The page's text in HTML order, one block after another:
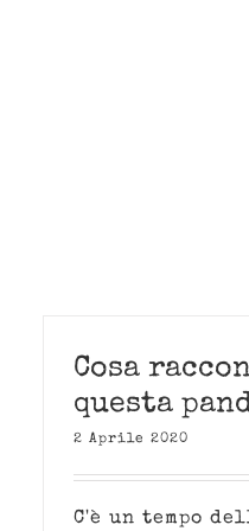
Cosa
questa
2 Aprile 2020
C'è un tempo